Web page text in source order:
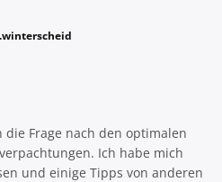
Frage nach den optimalen
Ich habe mich
und einige Tipps von anderen